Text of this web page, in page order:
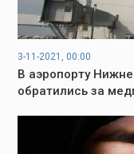
3-11-2021, 00:00
В аэропорту
обратились за